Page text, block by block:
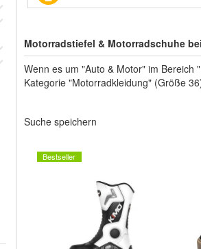
Motorradstiefel & Motorradschuhe
Wenn es um "Auto & Motor" im
Kategorie "Motorradkleidung" (Größe
Suche speichern
Bestseller